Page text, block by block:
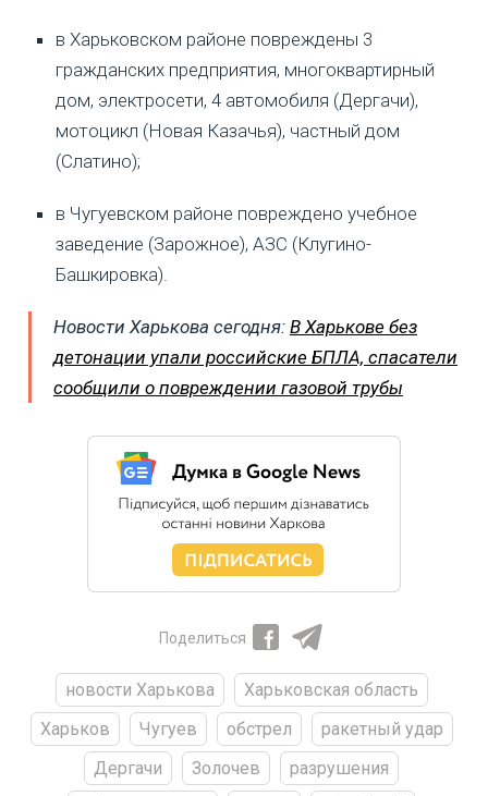
в Харьковском районе повреждены 3
гражданских предприятия, многоквартирный
дом, электросети, 4 автомобиля (Дергачи),
мотоцикл (Новая Казачья), частный дом
(Слатино);
в Чугуевском районе повреждено учебное
заведение (Зарожное), АЗС (Клугино-
Башкировка).
Новости Харькова сегодня: В Харькове без
детонации упали российские БПЛА, спасатели
сообщили о повреждении газовой трубы
Поделиться
новости Харькова
Харьковская область
Харьков
Чугуев обстрел
ракетный удар
Дергачи
Золочев
разрушения